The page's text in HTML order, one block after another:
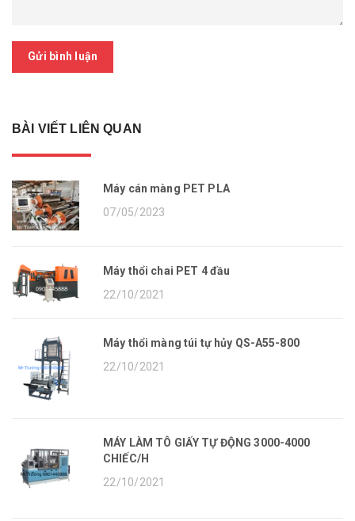
Gửi bình luận
BÀI VIẾT LIÊN QUAN
Máy cán màng PET PLA
07/05/2023
Máy thổi chai PET 4 đầu
22/10/2021
Máy thổi màng túi tự hủy QS-A55-800
22/10/2021
MÁY LÀM TÔ GIẤY TỰ ĐỘNG 3000-4000
CHIẾC/H
22/10/2021